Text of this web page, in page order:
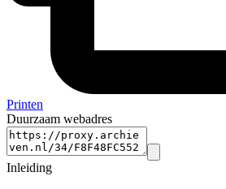
Printen
Duurzaam webadres
Inleiding